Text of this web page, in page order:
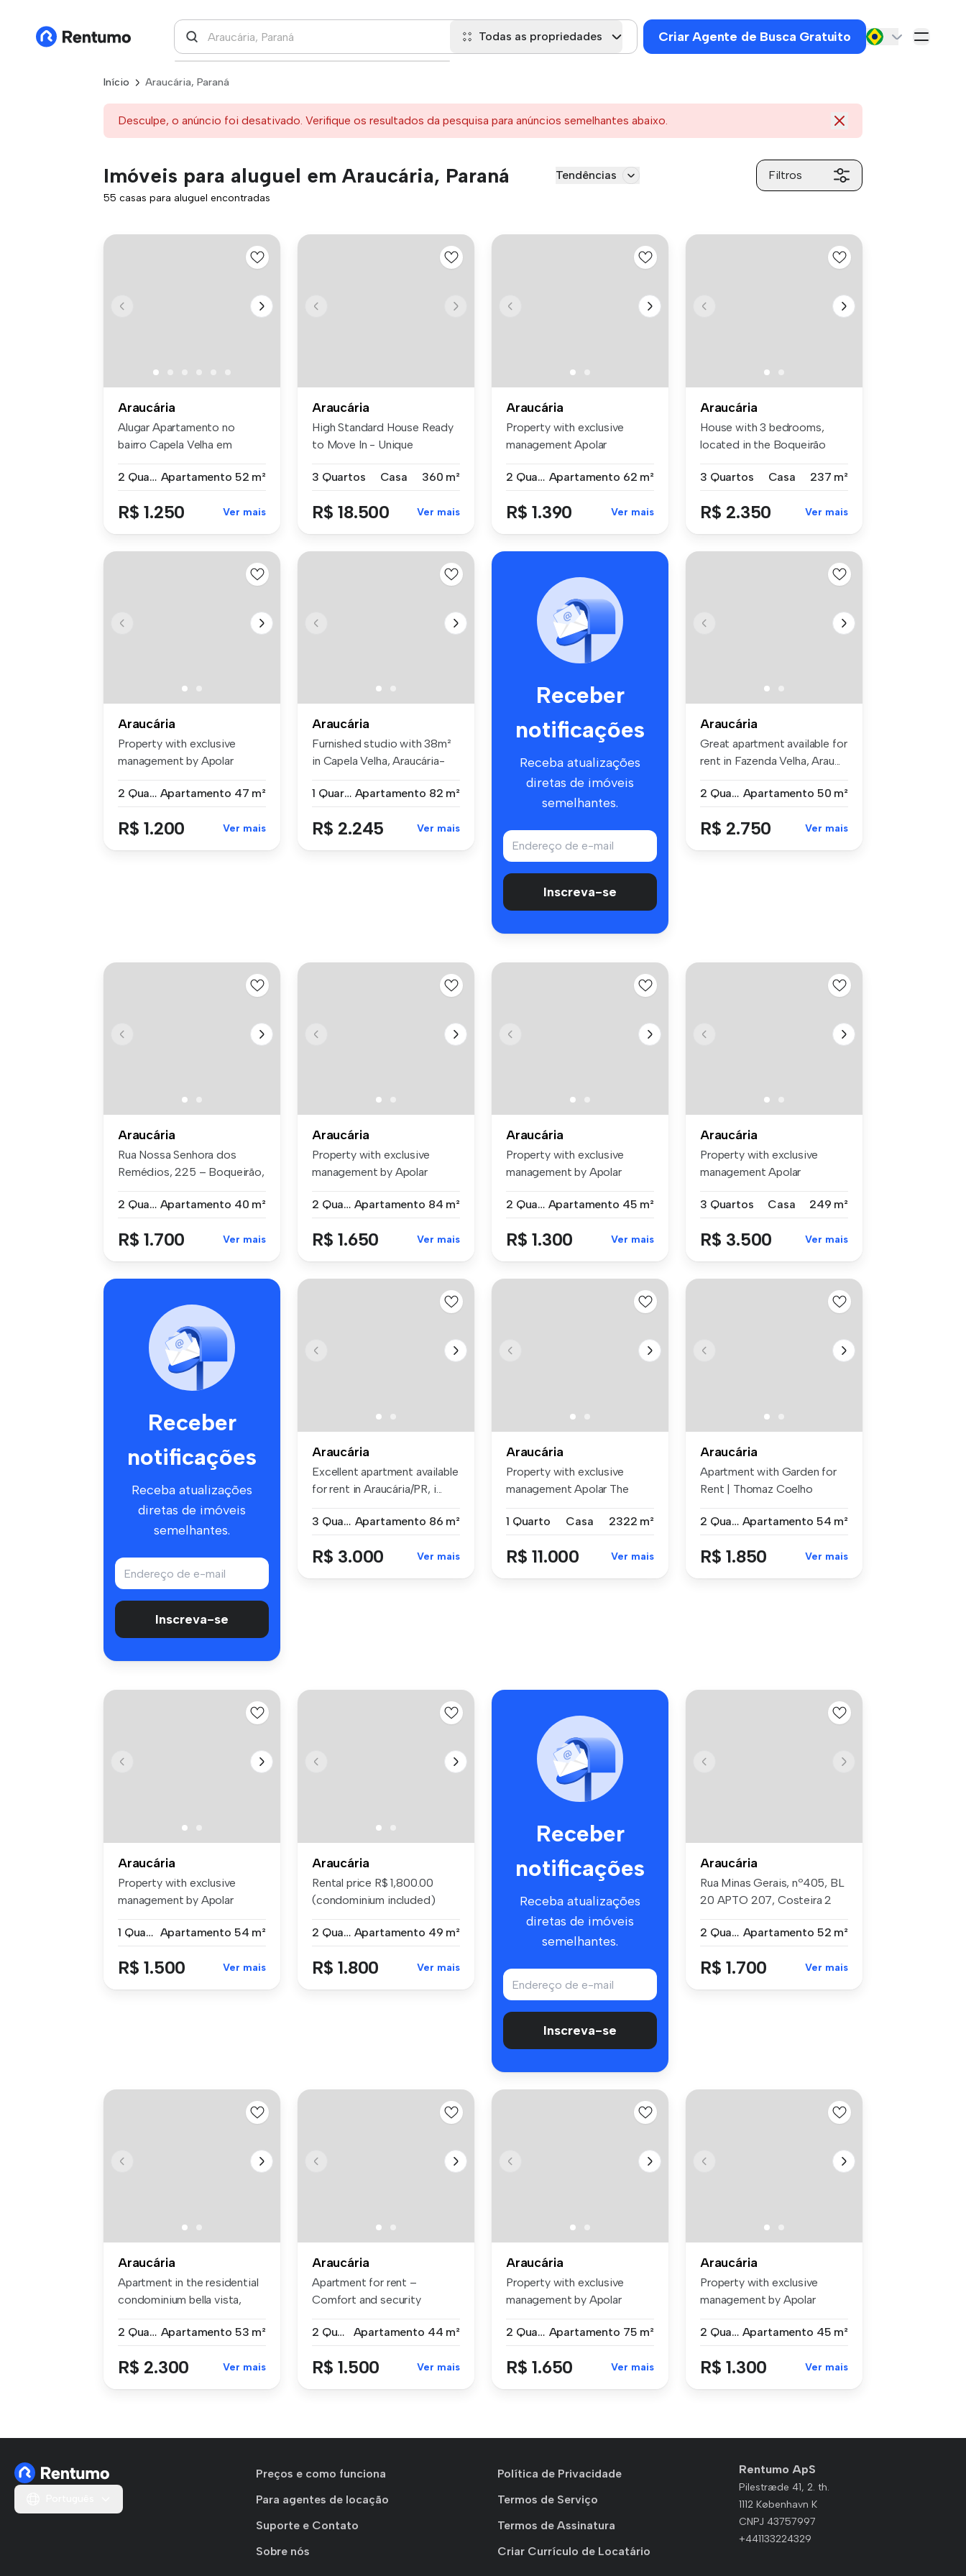
Todas as propriedades Criar Agente de Busca Gratuito
Início Araucária, Paraná
Desculpe, o anúncio foi desativado. Verifique os resultados da pesquisa para anúncios semelhantes abaixo.
Imóveis para aluguel em Araucária, Paraná Tendências Filtros
55 casas para aluguel encontradas
Araucária
Alugar Apartamento no
bairro Capela Velha em
2 Quartos Apartamento 52 m²
R$ 1.250 Ver mais
Araucária
High Standard House Ready
to Move In - Unique
3 Quartos
Casa 360 m²
R$ 18.500 Ver mais
Araucária
Property with exclusive
management Apolar
2 Quartos Apartamento 62 m²
R$ 1.390 Ver mais
Araucária
House with 3 bedrooms,
located in the Boqueirão
3 Quartos
Casa 237 m²
R$ 2.350 Ver mais
Araucária
Property with exclusive
management by Apolar
2 Quartos Apartamento 47 m²
R$ 1.200 Ver mais
Araucária
Furnished studio with 38m²
in Capela Velha, Araucária-
1 Quarto Apartamento 82 m²
R$ 2.245 Ver mais
Receber
notificações
Receba atualizações
diretas de imóveis
semelhantes.
Inscreva-se
Araucária
Great apartment available for
rent in Fazenda Velha, Arau...
2 Quartos Apartamento 50 m²
R$ 2.750 Ver mais
Araucária
Rua Nossa Senhora dos
Remédios, 225 – Boqueirão,
2 Quartos Apartamento 40 m²
R$ 1.700 Ver mais
Araucária
Property with exclusive
management by Apolar
2 Quartos Apartamento 84 m²
R$ 1.650 Ver mais
Araucária
Property with exclusive
management by Apolar
2 Quartos Apartamento 45 m²
R$ 1.300 Ver mais
Araucária
Property with exclusive
management Apolar
3 Quartos
Casa 249 m²
R$ 3.500 Ver mais
Receber
notificações
Receba atualizações
diretas de imóveis
semelhantes.
Inscreva-se
Araucária
Excellent apartment available
for rent in Araucária/PR, i...
3 Quartos Apartamento 86 m²
R$ 3.000 Ver mais
Araucária
Property with exclusive
management Apolar The
1 Quarto
Casa 2322 m²
R$ 11.000 Ver mais
Araucária
Apartment with Garden for
Rent | Thomaz Coelho
2 Quartos Apartamento 54 m²
R$ 1.850 Ver mais
Araucária
Property with exclusive
management by Apolar
1 Quarto Apartamento 54 m²
R$ 1.500 Ver mais
Araucária
Rental price R$ 1,800.00
(condominium included)
2 Quartos Apartamento 49 m²
R$ 1.800 Ver mais
Receber
notificações
Receba atualizações
diretas de imóveis
semelhantes.
Inscreva-se
Araucária
Rua Minas Gerais, nº405, BL
20 APTO 207, Costeira 2
2 Quartos Apartamento 52 m²
R$ 1.700 Ver mais
Araucária
Apartment in the residential
condominium bella vista,
2 Quartos Apartamento 53 m²
R$ 2.300 Ver mais
Araucária
Apartment for rent –
Comfort and security
2 Quartos
Apartamento 44 m²
R$ 1.500 Ver mais
Araucária
Property with exclusive
management by Apolar
2 Quartos Apartamento 75 m²
R$ 1.650 Ver mais
Araucária
Property with exclusive
management by Apolar
2 Quartos Apartamento 45 m²
R$ 1.300 Ver mais
Preços e como funciona
Para agentes de locação
Suporte e Contato
Sobre nós
Política de Privacidade
Termos de Serviço
Termos de Assinatura
Criar Currículo de Locatário
Rentumo ApS
Pilestræde 41, 2. th.
1112 København K
CNPJ 43757997
+441133224329